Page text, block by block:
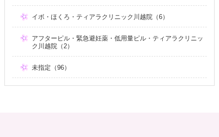
イボ・ほくろ・ティアラクリニック川越院（6）
アフターピル・緊急避妊薬・低用量ピル・ティアラクリニッ
ク川越院（2）
未指定（96）